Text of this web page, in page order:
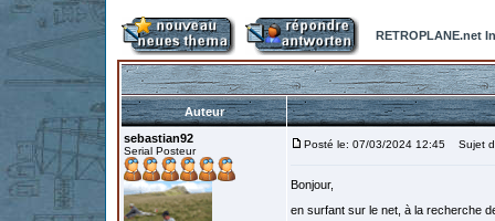
RETROPLANE.net
Auteur
sebastian92
Serial Posteur
Posté le: 07/03/2024 12:45 Sujet
Bonjour,
en surfant sur le net, à la recherche